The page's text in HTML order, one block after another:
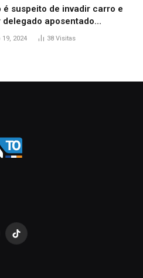
é suspeito de invadir carro e
delegado aposentado
confusão no trânsito
2024 38 Visitas
TikTok